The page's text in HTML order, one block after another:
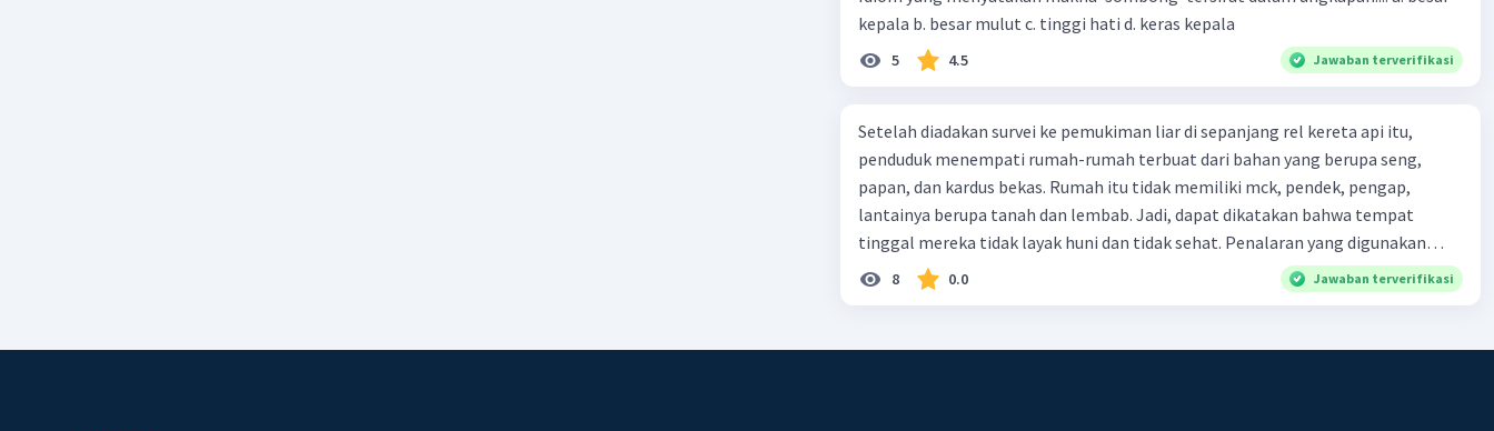
kepala b. besar mulut c. tinggi hati d. keras kepala
5 4.5 Jawaban terverifikasi
Setelah diadakan survei ke pemukiman liar di sepanjang rel kereta api itu,
penduduk menempati rumah-rumah terbuat dari bahan yang berupa seng,
papan, dan kardus bekas. Rumah itu tidak memiliki mck, pendek, pengap,
lantainya berupa tanah dan lembab. Jadi, dapat dikatakan bahwa tempat
tinggal mereka tidak layak huni dan tidak sehat. Penalaran yang digunakan
dalam paragraf tersebut adalah . . . .
8 0.0 Jawaban terverifikasi